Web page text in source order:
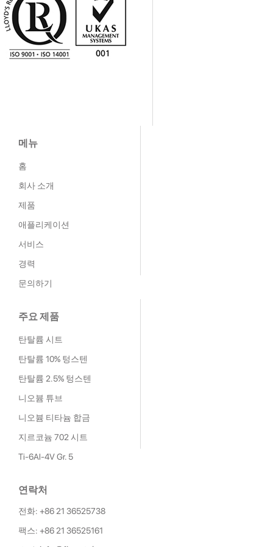
메뉴
홈
회사 소개
제품
애플리케이션
서비스
경력
문의하기
주요 제품
탄탈륨 시트
탄탈륨 10% 텅스텐
탄탈륨 2.5% 텅스텐
니오븀 튜브
니오븀 티타늄 합금
지르코늄 702 시트
Ti-6Al-4V Gr. 5
연락처
전화: +86 21 36525738
팩스: +86 21 36525161